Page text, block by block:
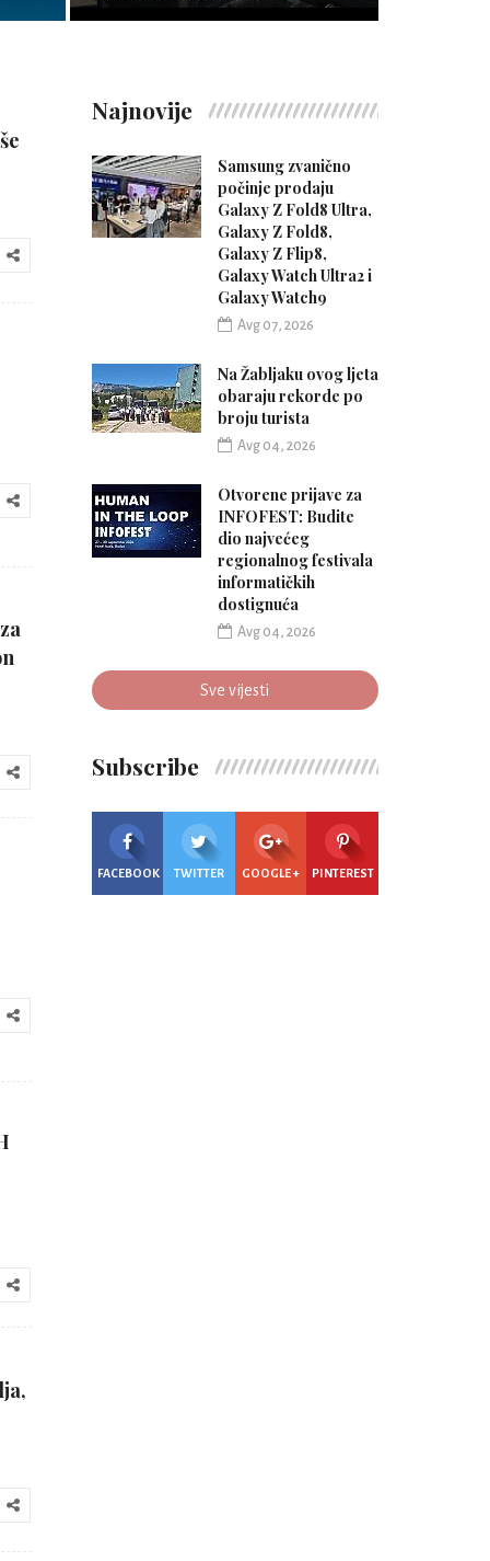
Opširnije ⇾
Najnovije
Samsung zvanično
počinje prodaju
Galaxy Z Fold8 Ultra,
Galaxy Z Fold8,
Galaxy Z Flip8,
Galaxy Watch Ultra2 i
Galaxy Watch9
Avg 07, 2026
Na Žabljaku ovog ljeta
obaraju rekorde po
broju turista
Avg 04, 2026
Otvorene prijave za
INFOFEST: Budite
dio najvećeg
regionalnog festivala
informatičkih
dostignuća
Avg 04, 2026
Sve vijesti
Subscribe
FACEBOOK TWITTER GOOGLE + PINTEREST